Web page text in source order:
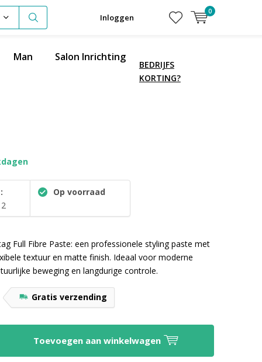
Inloggen
0
Man Salon Inrichting
BEDRIJFS
KORTING?
Op voorraad
Full Fibre Paste: een professionele styling paste met
textuur en matte finish. Ideaal voor moderne
beweging en langdurige controle.
Gratis verzending
Toevoegen aan winkelwagen